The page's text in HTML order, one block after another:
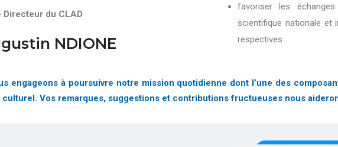
Directeur du CLAD
NDIONE
favoriser les
scientifique nationale et
respectives.
engageons à poursuivre notre mission quotidienne dont l’une des
Vos remarques, suggestions et contributions fructueuses nous